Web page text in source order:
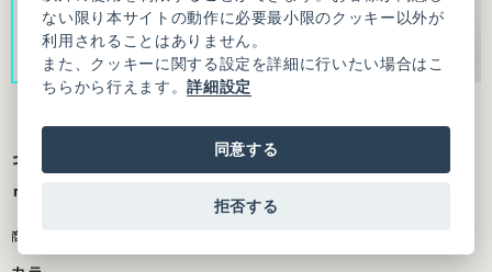
キュプラコットンローンナチュラルトリプル
ワッシャー ティアード ワンピース
商品番号：3101OP009261F01
ない限り本サイトの動作に必要最小限のクッキー以外が
利用されることはありません。
また、クッキーに関する設定を詳細に行いたい場合はこ
ちらから行えます。詳細設定
同意する
拒否する